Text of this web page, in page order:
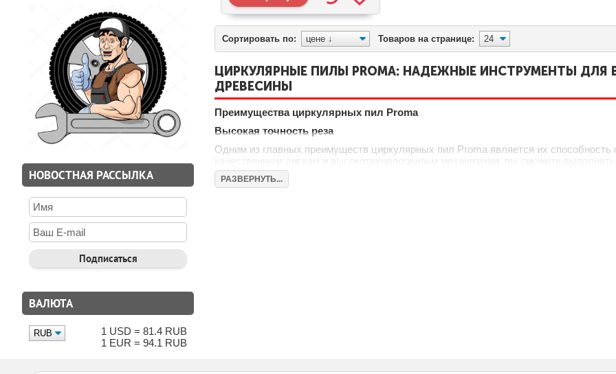
НОВОСТНАЯ РАССЫЛКА
ВАЛЮТА
1 USD = 81.4 RUB
1 EUR = 94.1 RUB
Сортировать по: Товаров на странице:
ЦИРКУЛЯРНЫЕ ПИЛЫ PROMA: НАДЕЖНЫЕ ИНСТРУМЕНТЫ
ДРЕВЕСИНЫ
Преимущества циркулярных пил Proma
Высокая точность реза
Одним из главных преимуществ циркулярных пил Proma является их способность
создания мебели и других изделий. Возможность регулировки угла и глубины
решения различных задач.
Циркулярные пилы Proma обладают мощностью, варьирующейся от 1200 до 3000
РАЗВЕРНУТЬ...